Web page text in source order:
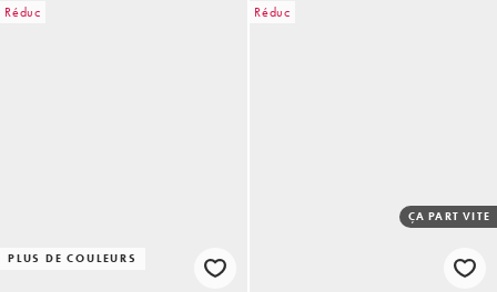
Réduc
PLUS DE COULEURS
Réduc
ÇA PART VITE